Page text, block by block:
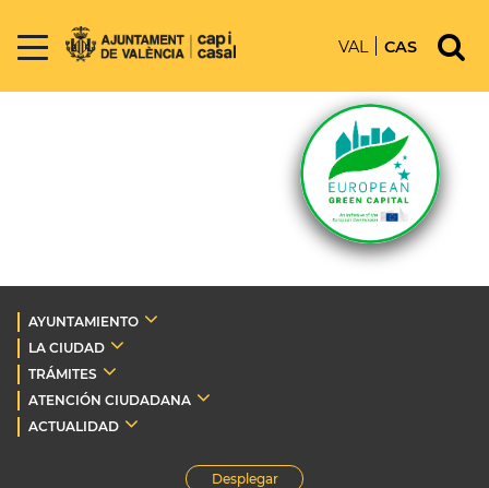
VAL CAS
AYUNTAMIENTO
LA CIUDAD
TRÁMITES
ATENCIÓN CIUDADANA
ACTUALIDAD
Desplegar